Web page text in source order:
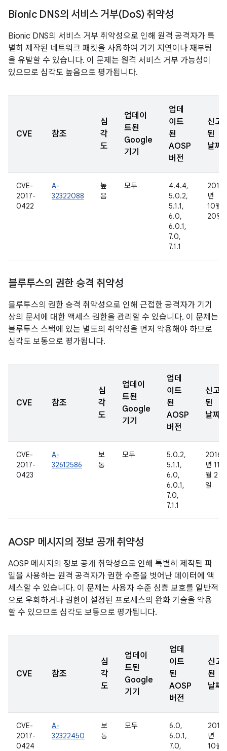
Bionic DNS의 서비스 거부(DoS) 취약성
Bionic DNS의 서비스 거부 취약성으로 인해 원격 공격자가 특
별히 제작된 네트워크 패킷을 사용하여 기기 지연이나 재부팅
을 유발할 수 있습니다. 이 문제는 원격 서비스 거부 가능성이
있으므로 심각도 높음으로 평가됩니다.
CVE 참조
심
각
도
업데이
트된
Google
기기
업데
이트
된
AOSP
버전
신고
된
날짜
CVE-
2017-
0422
A-
32322088
높
음
모두
4.4.4,
5.0.2,
5.1.1,
6.0,
6.0.1,
7.0,
7.1.1
2016
년
10월
20일
블루투스의 권한 승격 취약성
블루투스의 권한 승격 취약성으로 인해 근접한 공격자가 기기
상의 문서에 대한 액세스 권한을 관리할 수 있습니다. 이 문제는
블루투스 스택에 있는 별도의 취약성을 먼저 악용해야 하므로
심각도 보통으로 평가됩니다.
CVE 참조
심
각
도
업데이
트된
Google
기기
업데
이트
된
AOSP
버전
신고
된
날짜
CVE-
2017-
0423
A-
32612586
보
통
모두
5.0.2,
5.1.1,
6.0,
6.0.1,
7.0,
7.1.1
2016
년 11
월 2
일
AOSP 메시지의 정보 공개 취약성
AOSP 메시지의 정보 공개 취약성으로 인해 특별히 제작된 파
일을 사용하는 원격 공격자가 권한 수준을 벗어난 데이터에 액
세스할 수 있습니다. 이 문제는 사용자 수준 심층 보호를 일반적
으로 우회하거나 권한이 설정된 프로세스의 완화 기술을 악용
할 수 있으므로 심각도 보통으로 평가됩니다.
CVE 참조
심
각
도
업데이
트된
Google
기기
업데
이트
된
AOSP
버전
신고
된
날짜
CVE-
2017-
0424
A-
32322450
보
통
모두
6.0,
6.0.1,
7.0,
2016
년
10월